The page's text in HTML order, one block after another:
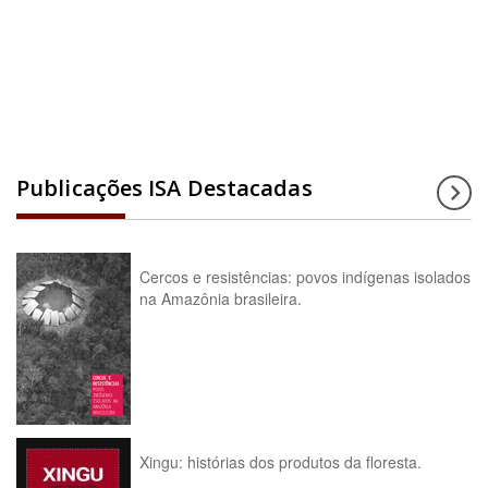
Publicações ISA Destacadas
Cercos e resistências: povos indígenas isolados
na Amazônia brasileira.
Xingu: histórias dos produtos da floresta.